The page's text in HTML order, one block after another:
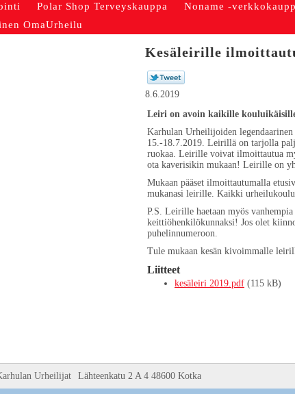
Polar Shop Terveyskauppa Noname -
OmaUrheilu
Kesäleirille
8.6.2019
Leiri on avoin kaikille
Karhulan Urheilijoiden
15.-18.7.2019. Leirillä on tarjolla
ruokaa. Leirille voivat ilmoittautua
ota kaverisikin mukaan! Leirille on
Mukaan pääset ilmoittautumalla
mukanasi leirille. Kaikki
P.S. Leirille haetaan myös
keittiöhenkilökunnaksi! Jos olet
puhelinnumeroon.
Tule mukaan kesän kivoimmalle
Liitteet
kesäleiri 2019.pdf (115 kB)
Urheilijat Lähteenkatu 2 A 4 48600 Kotka